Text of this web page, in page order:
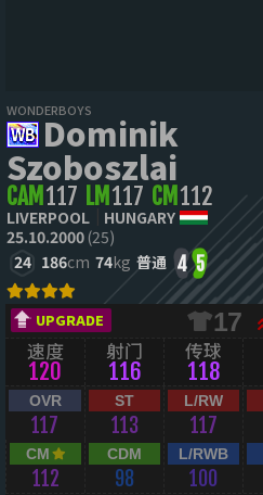
WONDERBOYS
Dominik
Szoboszlai
CAM 117 LM 117 CM 112
LIVERPOOL
HUNGARY
25.10.2000(25)
24 186cm 74kg 普通 4 5
UPGRADE 17
速度
120
射门
116
传球
118
OVR
117
ST
113
L/RW
117
CM
112
CDM
98
L/RWB
100